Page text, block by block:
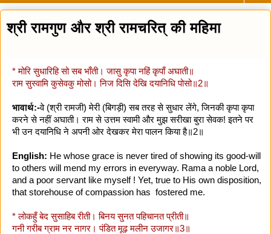
श्री रामगुण और श्री रामचरित्‌ की महिमा
* मोरि सुधारिहि सो सब भाँती। जासु कृपा नहिं कृपाँ अघाती॥
राम सुस्वामि कुसेवकु मोसो। निज दिसि देखि दयानिधि पोसो॥2॥
भावार्थ:-वे (श्री रामजी) मेरी (बिगड़ी) सब तरह से सुधार लेंगे, जिनकी कृपा कृपा
करने से नहीं अघाती। राम से उत्तम स्वामी और मुझ सरीखा बुरा सेवक! इतने पर
भी उन दयानिधि ने अपनी ओर देखकर मेरा पालन किया है॥2॥
English: He whose grace is never tired of showing its good-will
to others will mend my errors in everyway. Rama a noble Lord,
and a poor servant like myself ! Yet, true to His own disposition,
that storehouse of compassion has fostered me.
* लोकहुँ बेद सुसाहिब रीती। बिनय सुनत पहिचानत प्रीती॥
गनी गरीब ग्राम नर नागर। पंडित मूढ़ मलीन उजागर॥3॥